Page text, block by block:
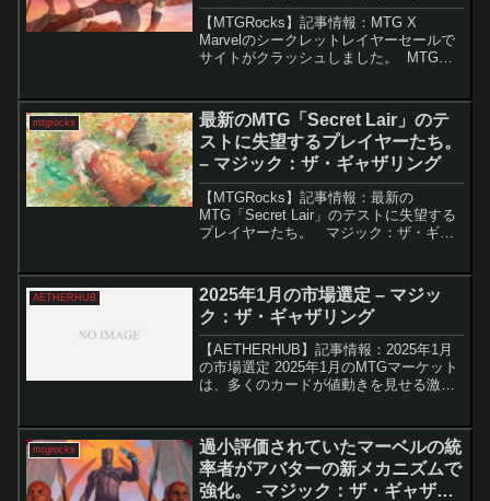
ャザリング
【MTGRocks】記事情報：MTG X
Marvelのシークレットレイヤーセールで
サイトがクラッシュしました。 MTGと
スでサイトがダウンし、多く...
mtgrocks
最新のMTG「Secret Lair」のテ
ストに失望するプレイヤーたち。
– マジック：ザ・ギャザリング
【MTGRocks】記事情報：最新の
MTG「Secret Lair」のテストに失望する
プレイヤーたち。 マジック：ザ・ギャ
提供することで知られています...
AETHERHUB
2025年1月の市場選定 – マジッ
ク：ザ・ギャザリング
【AETHERHUB】記事情報：2025年1月
の市場選定 2025年1月のMTGマーケット
は、多くのカードが値動きを見せる激動
もあれば、安定して推移しているものも
ある。...
mtgrocks
過小評価されていたマーベルの統
率者がアバターの新メカニズムで
強化。 -マジック：ザ・ギャザリ